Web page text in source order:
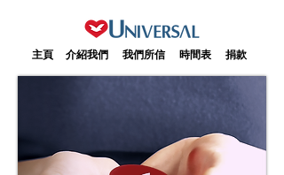
主頁 介紹我們 我們所信 時間表 捐款